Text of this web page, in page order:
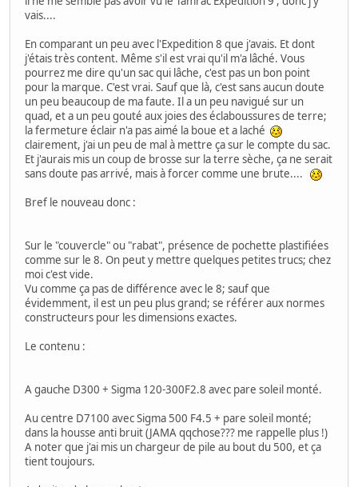
vais....
En comparant un peu avec l'Expedition 8 que j'avais. Et dont
j'étais très content. Même s'il est vrai qu'il m'a lâché. Vous
pourrez me dire qu'un sac qui lâche, c'est pas un bon point
pour la marque. C'est vrai. Sauf que là, c'est sans aucun doute
un peu beaucoup de ma faute. Il a un peu navigué sur un
quad, et a un peu gouté aux joies des éclaboussures de terre;
la fermeture éclair n'a pas aimé la boue et a laché
clairement, j'ai un peu de mal à mettre ça sur le compte du sac.
Et j'aurais mis un coup de brosse sur la terre sèche, ça ne serait
sans doute pas arrivé, mais à forcer comme une brute....
Bref le nouveau donc :
Sur le "couvercle" ou "rabat", présence de pochette plastifiées
comme sur le 8. On peut y mettre quelques petites trucs; chez
moi c'est vide.
Vu comme ça pas de différence avec le 8; sauf que
évidemment, il est un peu plus grand; se référer aux normes
constructeurs pour les dimensions exactes.
Le contenu :
A gauche D300 + Sigma 120-300F2.8 avec pare soleil monté.
Au centre D7100 avec Sigma 500 F4.5 + pare soleil monté;
dans la housse anti bruit (JAMA qqchose??? me rappelle plus !)
A noter que j'ai mis un chargeur de pile au bout du 500, et ça
tient toujours.